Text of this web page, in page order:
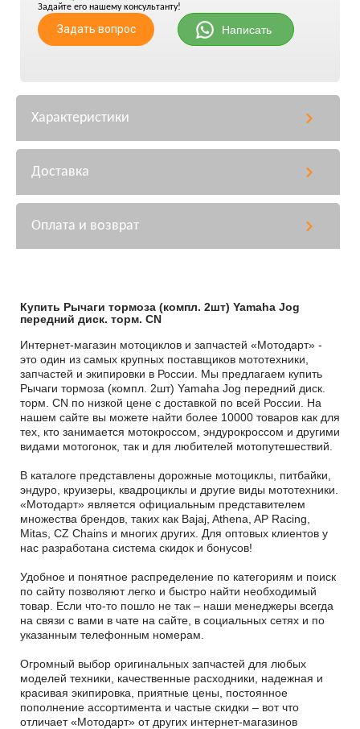
Задайте его нашему консультанту!
Задать вопрос Написать
Характеристики
Доставка
Оплата и возврат
Купить Рычаги тормоза (компл. 2шт) Yamaha Jog
передний диск. торм. CN
Интернет-магазин мотоциклов и запчастей «Мотодарт» -
это один из самых крупных поставщиков мототехники,
запчастей и экипировки в России. Мы предлагаем купить
Рычаги тормоза (компл. 2шт) Yamaha Jog передний диск.
торм. CN по низкой цене с доставкой по всей России. На
нашем сайте вы можете найти более 10000 товаров как для
тех, кто занимается мотокроссом, эндурокроссом и другими
видами мотогонок, так и для любителей мотопутешествий.
В каталоге представлены дорожные мотоциклы, питбайки,
эндуро, круизеры, квадроциклы и другие виды мототехники.
«Мотодарт» является официальным представителем
множества брендов, таких как Bajaj, Athena, AP Racing,
Mitas, CZ Chains и многих других. Для оптовых клиентов у
нас разработана система скидок и бонусов!
Удобное и понятное распределение по категориям и поиск
по сайту позволяют легко и быстро найти необходимый
товар. Если что-то пошло не так – наши менеджеры всегда
на связи с вами в чате на сайте, в социальных сетях и по
указанным телефонным номерам.
Огромный выбор оригинальных запчастей для любых
моделей техники, качественные расходники, надежная и
красивая экипировка, приятные цены, постоянное
пополнение ассортимента и частые скидки – вот что
отличает «Мотодарт» от других интернет-магазинов